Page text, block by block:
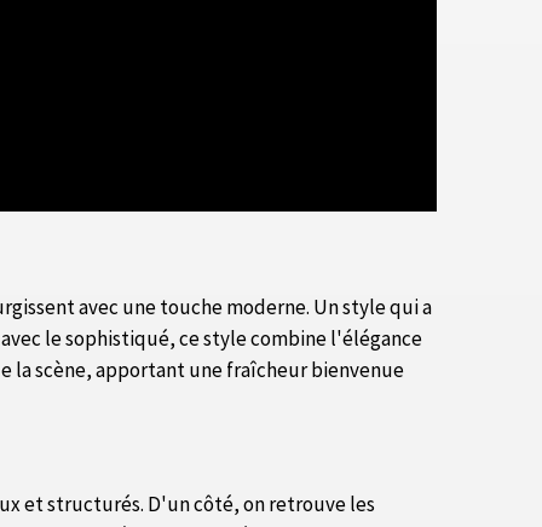
avec une touche moderne. Un style qui a
le sophistiqué, ce style combine l'élégance
la scène, apportant une fraîcheur bienvenue
et structurés. D'un côté, on retrouve les